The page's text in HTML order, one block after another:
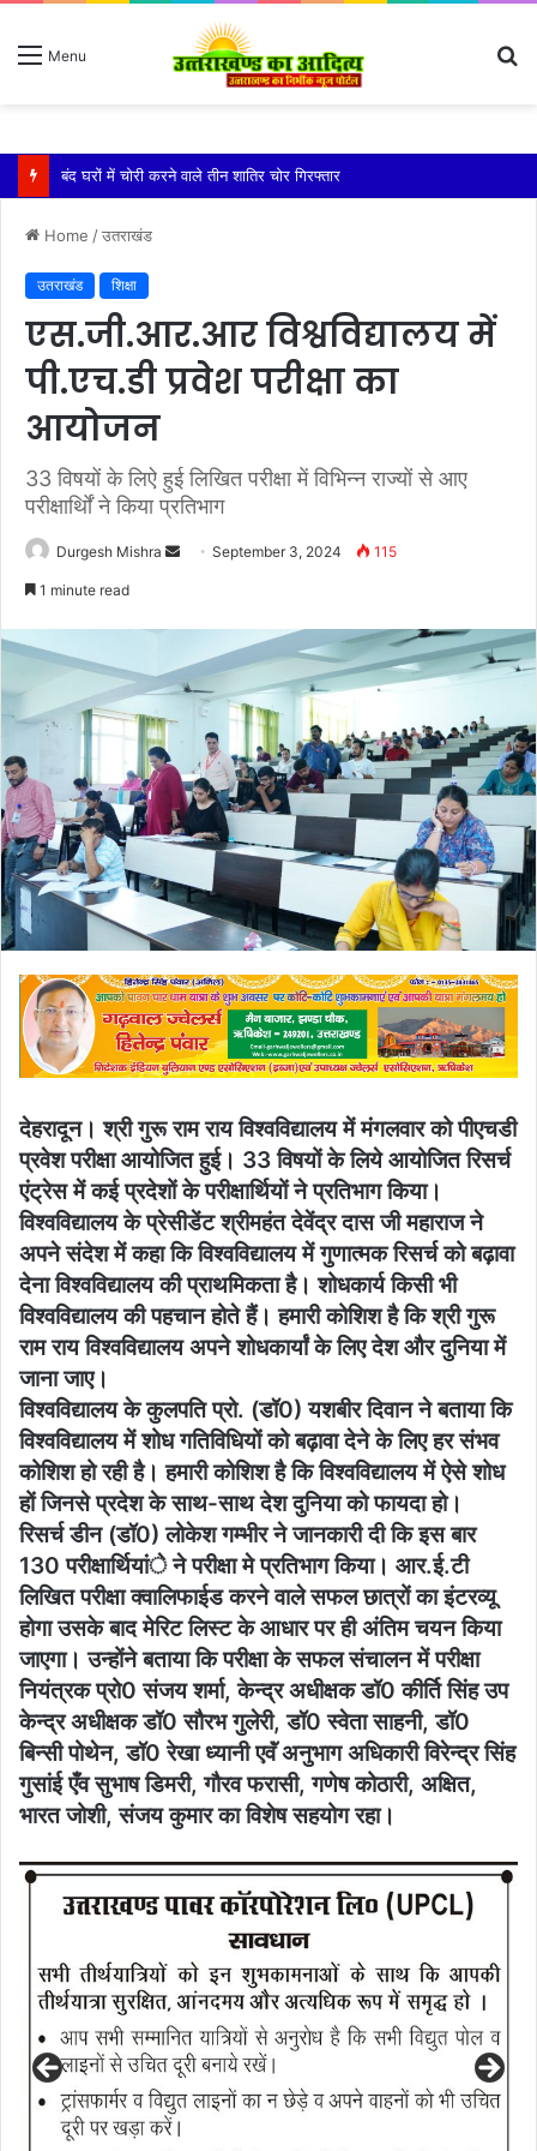
Menu
बारिश ने बढ़ाई दहशत, दरकने लगी जमीन, 10 परिवारों ने छोड़े घर
Home /उतराखंड
उतराखंड शिक्षा
एस.जी.आर.आर विश्वविद्यालय में
पी.एच.डी प्रवेश परीक्षा का
आयोजन
33 विषयों के लिऐ हुई लिखित परीक्षा में विभिन्न राज्यों से आए
परीक्षार्थिों ने किया प्रतिभाग
Durgesh Mishra
Send September 3, 2024 115
1 minute read
देहरादून। श्री गुरू राम राय विश्वविद्यालय में मंगलवार को पीएचडी
प्रवेश परीक्षा आयोजित हुई। 33 विषयों के लिये आयोजित रिसर्च
एंट्रेस में कई प्रदेशों के परीक्षार्थियों ने प्रतिभाग किया।
विश्वविद्यालय के प्रेसीडेंट श्रीमहंत देवेंद्र दास जी महाराज ने
अपने संदेश में कहा कि विश्वविद्यालय में गुणात्मक रिसर्च को बढ़ावा
देना विश्वविद्यालय की प्राथमिकता है। शोधकार्य किसी भी
विश्वविद्यालय की पहचान होते हैं। हमारी कोशिश है कि श्री गुरू
राम राय विश्वविद्यालय अपने शोधकार्यां के लिए देश और दुनिया में
जाना जाए।
विश्वविद्यालय के कुलपति प्रो. (डॉ0) यशबीर दिवान ने बताया कि
विश्वविद्यालय में शोध गतिविधियों को बढ़ावा देने के लिए हर संभव
कोशिश हो रही है। हमारी कोशिश है कि विश्वविद्यालय में ऐसे शोध
हों जिनसे प्रदेश के साथ-साथ देश दुनिया को फायदा हो।
रिसर्च डीन (डॉ0) लोकेश गम्भीर ने जानकारी दी कि इस बार
130 परीक्षार्थियांे ने परीक्षा मे प्रतिभाग किया। आर.ई.टी
लिखित परीक्षा क्वालिफाईड करने वाले सफल छात्रों का इंटरव्यू
होगा उसके बाद मेरिट लिस्ट के आधार पर ही अंतिम चयन किया
जाएगा। उन्होंने बताया कि परीक्षा के सफल संचालन में परीक्षा
नियंत्रक प्रो0 संजय शर्मा, केन्द्र अधीक्षक डॉ0 कीर्ति सिंह उप
केन्द्र अधीक्षक डॉ0 सौरभ गुलेरी, डॉ0 स्वेता साहनी, डॉ0
बिन्सी पोथेन, डॉ0 रेखा ध्यानी एवॅं अनुभाग अधिकारी विरेन्द्र सिंह
गुसांई एँव सुभाष डिमरी, गौरव फरासी, गणेष कोठारी, अक्षित,
भारत जोशी, संजय कुमार का विशेष सहयोग रहा।